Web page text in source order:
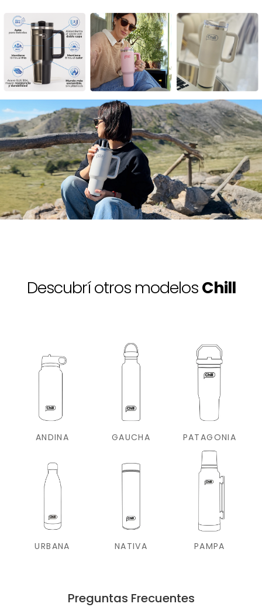
Descubrí otros modelosChill
ANDINA GAUCHA PATAGONIA
URBANA NATIVA PAMPA
Preguntas Frecuentes